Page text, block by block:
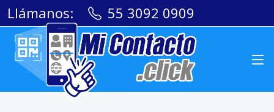
Llámanos: 55 3092 0909